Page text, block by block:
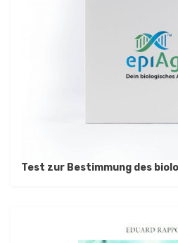
Test zur Bestimmung des